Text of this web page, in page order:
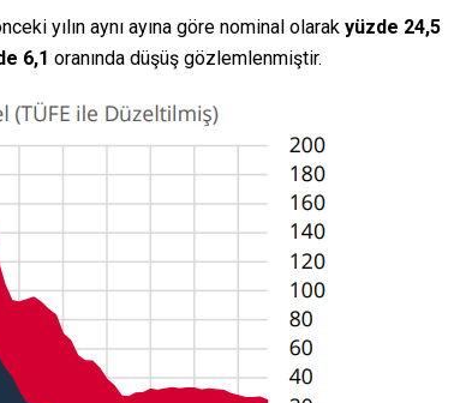
yılın aynı ayına göre nominal olarak yüzde 24,5
6,1 oranında düşüş gözlemlenmiştir.